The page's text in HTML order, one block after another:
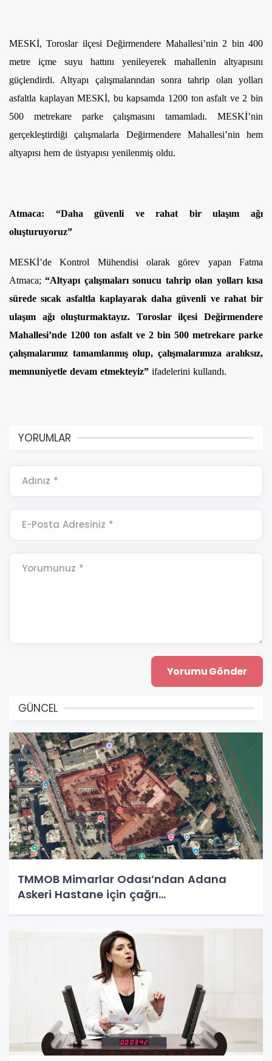
MESKİ, Toroslar ilçesi Değirmendere Mahallesi’nin 2 bin 400
metre içme suyu hattını yenileyerek mahallenin altyapısını
güçlendirdi. Altyapı çalışmalarından sonra tahrip olan yolları
asfaltla kaplayan MESKİ, bu kapsamda 1200 ton asfalt ve 2 bin
500 metrekare parke çalışmasını tamamladı. MESKİ’nin
gerçekleştirdiği çalışmalarla Değirmendere Mahallesi’nin hem
altyapısı hem de üstyapısı yenilenmiş oldu.
Atmaca: “Daha güvenli ve rahat bir ulaşım ağı
oluşturuyoruz”
MESKİ’de Kontrol Mühendisi olarak görev yapan Fatma
Atmaca;“Altyapı çalışmaları sonucu tahrip olan yolları kısa
sürede sıcak asfaltla kaplayarak daha güvenli ve rahat bir
ulaşım ağı oluşturmaktayız. Toroslar ilçesi Değirmendere
Mahallesi’nde 1200 ton asfalt ve 2 bin 500 metrekare parke
çalışmalarımız tamamlanmış olup, çalışmalarımıza aralıksız,
memnuniyetle devam etmekteyiz” ifadelerini kullandı.
YORUMLAR
Adınız *
E-Posta Adresiniz *
Yorumunuz *
GÜNCEL
TMMOB Mimarlar Odası’ndan Adana
Askeri Hastane için çağrı…